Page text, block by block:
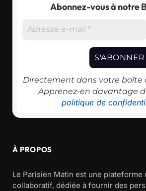
Abonnez-vous à notre
Directement dans votre boîte
Apprenez-en davantage
politique de
À PROPOS
Le Parisien Matin est une plateforme
collaboratif, dédiée à fournir des